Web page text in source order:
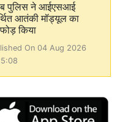
पुलिस ने आईएसआई
आतंकी मॉड्यूल का
किया
On 04 Aug 2026